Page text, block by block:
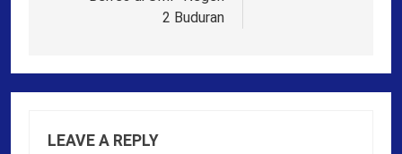
2 Buduran
LEAVE A REPLY